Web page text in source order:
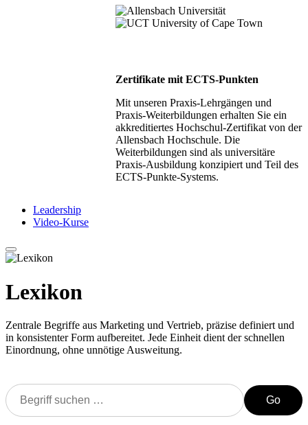
Zertifikate mit ECTS-Punkten
Mit unseren Praxis-Lehrgängen und
Praxis-Weiterbildungen erhalten Sie ein
akkreditiertes Hochschul-Zertifikat von der
Allensbach Hochschule. Die
Weiterbildungen sind als universitäre
Praxis-Ausbildung konzipiert und Teil des
ECTS-Punkte-Systems.
Leadership
Video-Kurse
Lexikon
Zentrale Begriffe aus Marketing und Vertrieb, präzise definiert und
in konsistenter Form aufbereitet. Jede Einheit dient der schnellen
Einordnung, ohne unnötige Ausweitung.
Go